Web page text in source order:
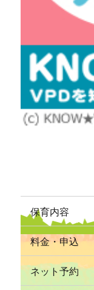
保育内容
料金・申込
ネット予約